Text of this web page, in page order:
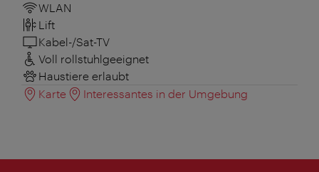
WLAN
Lift
Kabel-/Sat-TV
Voll rollstuhlgeeignet
Haustiere erlaubt
Karte
Interessantes in der Umgebung